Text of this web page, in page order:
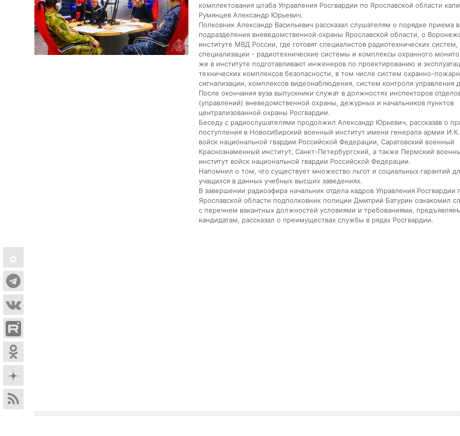
комплектования штаба Управления Росгвардии по Ярославской области
Румянцев Александр Юрьевич.
Полковник Александр Васильевич рассказал слушателям о порядке приема в
подразделения вневедомственной охраны Ярославской области, о
институте МВД России, где готовят специалистов радиотехнических систем,
специализации - радиотехнические системы и комплексы охранного
же в институте подготавливают инженеров по проектированию и
технических комплексов безопасности, в том числе систем охранно-
сигнализации, комплексов видеонаблюдения, систем контроля управления
После окончания вуза выпускники служат в должностях инспекторов
(управлений) вневедомственной охраны, дежурных и начальников пунктов
централизованной охраны Росгвардии.
Беседу с радиослушателями продолжил Александр Юрьевич, рассказав о
поступления в Новосибирский военный институт имени генерала армии
войск национальной гвардии Российской Федерации, Саратовский военный
Краснознаменный институт, Санкт-Петербургский, а также Пермский
институт войск национальной гвардии Российской Федерации.
Напомнил о том, что существует множество льгот и социальных гарантий
учащихся в данных учебных высших заведениях.
В завершении радиоэфира начальник отдела кадров Управления Росгвардии
Ярославской области подполковник полиции Дмитрий Батурин ознакомил
с перечнем вакантных должностей условиями и требованиями,
кандидатам, рассказал о преимуществах службы в рядах Росгвардии.